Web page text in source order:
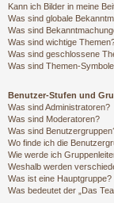
Kann ich Bilder in meine
Was sind globale
Was sind
Was sind wichtige
Was sind geschlossene
Was sind Themen-
Benutzer-Stufen und
Was sind Administratoren?
Was sind Moderatoren?
Was sind
Wo finde ich die
Wie werde ich
Weshalb werden
Was ist eine Hauptgruppe?
Was bedeutet der „Das